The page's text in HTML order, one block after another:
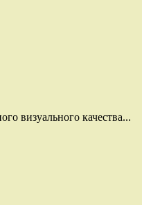
визуального качества...